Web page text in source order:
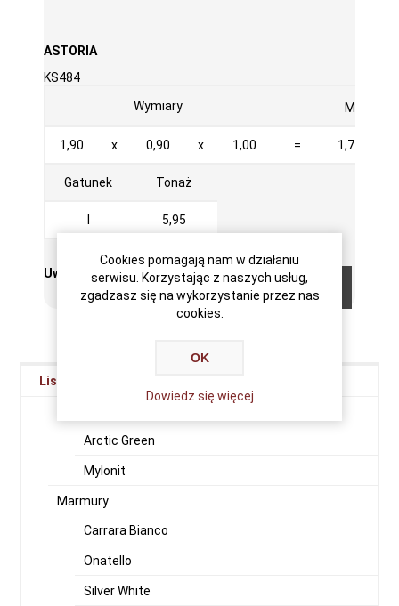
ASTORIA
KS484
Wymiary
M
1,90 x 0,90 x 1,00 = 1,710
Gatunek Tonaż
5,95
Uwagi:
Lista materiałów
Arctic Green
Mylonit
Marmury
Carrara Bianco
Onatello
Silver White
Cookies pomagają nam w działaniu
serwisu. Korzystając z naszych usług,
zgadzasz się na wykorzystanie przez nas
cookies.
OK
Dowiedz się więcej